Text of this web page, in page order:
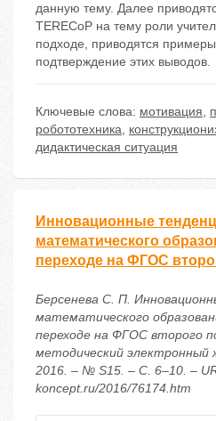
данную тему. Далее
TERECoP на тему роли
подходе, приводятся
подтверждение этих выводов.
Ключевые слова: мотивация,
робототехника,
дидактическая ситуация
Инновационные
математического
переходе на ФГОС
Берсенева С. П.
математического
переходе на ФГОС второго
методический электронный
2016. – № S15. – С. 6–10. –
koncept.ru/2016/76174.htm